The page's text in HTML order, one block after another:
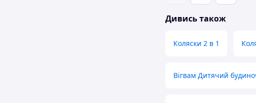
Дивись також
Коляски 2 в 1
Вігвам Дитячий